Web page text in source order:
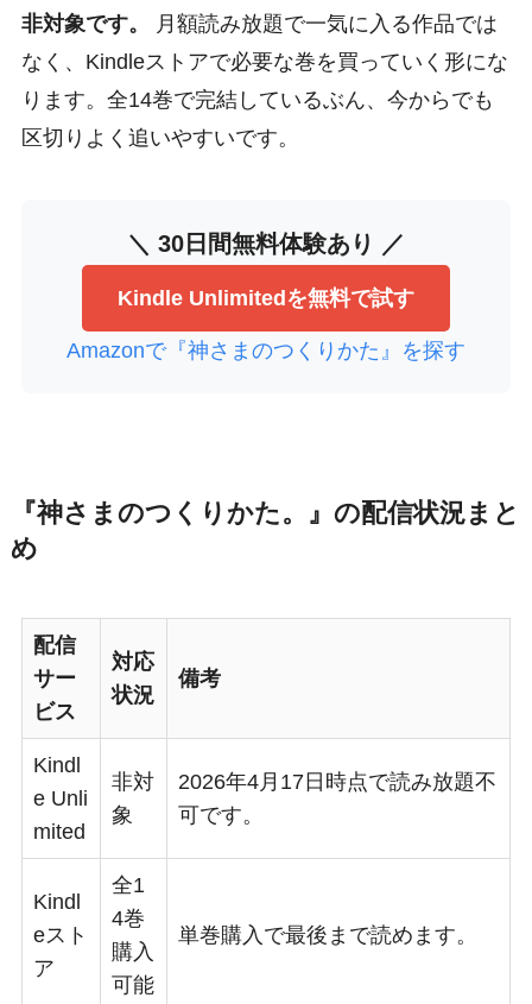
非対象です。
月額読み放題で一気に入る作品では
なく、Kindleストアで必要な巻を買っていく形にな
ります。全14巻で完結しているぶん、今からでも
区切りよく追いやすいです。
＼ 30日間無料体験あり ／
Kindle Unlimitedを無料で試す
Amazonで『神さまのつくりかた』を探す
『神さまのつくりかた。』の配信状況まと
め
配信
サー
ビス
対応
状況
備考
Kindl
e Unli
mited
非対
象
2026年4月17日時点で読み放題不
可です。
Kindl
eスト
ア
全1
4巻
購入
可能
単巻購入で最後まで読めます。